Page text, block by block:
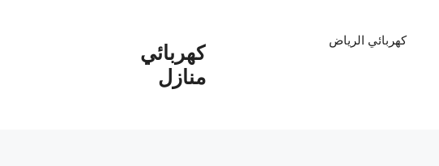
كهربائي
منازل
كهربائي الرياض